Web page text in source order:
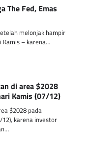
The Fed, Emas
melonjak hampir
Kamis – karena…
di area $2028
Kamis (07/12)
$2028 pada
karena investor